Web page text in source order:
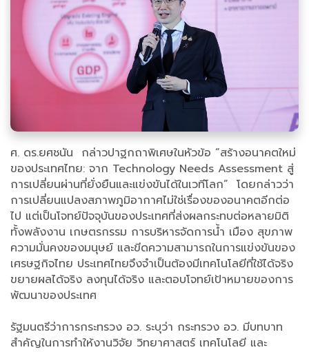
ศ. ดร.ยศชนัน กล่าวปาฐกถาพิเศษในหัวข้อ “สร้างอนาคตใหม่
ของประเทศไทย: จาก Technology Needs Assessment สู่
การเปลี่ยนผ่านที่ยั่งยืนและแข่งขันได้ในเวทีโลก” โดยกล่าวว่า
การเปลี่ยนแปลงสภาพภูมิอากาศไม่ใช่เรื่องของอนาคตอีกต่อ
ไป แต่เป็นโจทย์ปัจจุบันของประเทศที่ส่งผลกระทบต่อหลายมิติ
ทั้งพลังงาน เกษตรกรรม การบริหารจัดการน้ำ เมือง สุขภาพ
ความมั่นคงของมนุษย์ และขีดความสามารถในการแข่งขันของ
เศรษฐกิจไทย ประเทศไทยจึงจำเป็นต้องมีเทคโนโลยีที่ใช้ได้จริง
ขยายผลได้จริง ลงทุนได้จริง และตอบโจทย์เป้าหมายของการ
พัฒนาของประเทศ
รัฐมนตรีว่าการกระทรวง อว. ระบุว่า กระทรวง อว. มีบทบาท
สำคัญในการทำให้งานวิจัย วิทยาศาสตร์ เทคโนโลยี และ